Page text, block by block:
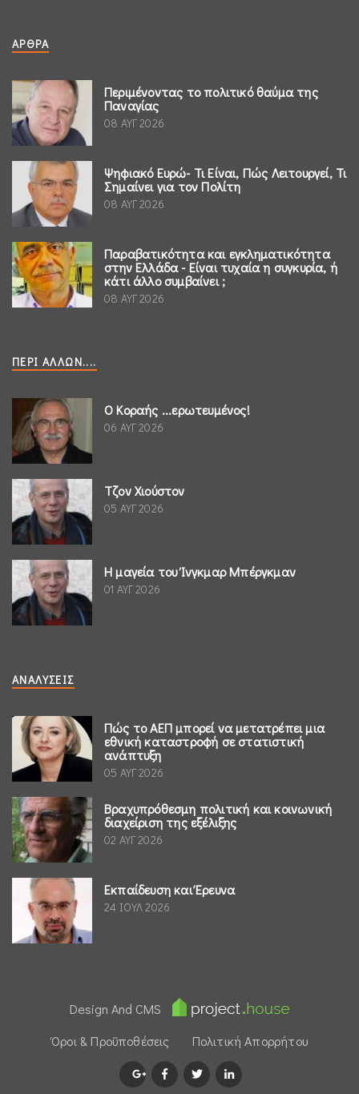
ΆΡΘΡΑ
Περιμένοντας το πολιτικό θαύμα της
Παναγίας
08 ΑΥΓ 2026
Ψηφιακό Ευρώ- Τι Είναι, Πώς Λειτουργεί, Τι
Σημαίνει για τον Πολίτη
08 ΑΥΓ 2026
Παραβατικότητα και εγκληματικότητα
στην Ελλάδα - Είναι τυχαία η συγκυρία, ή
κάτι άλλο συμβαίνει ;
08 ΑΥΓ 2026
ΠΕΡΊ ΆΛΛΩΝ....
Ο Κοραής ...ερωτευμένος!
06 ΑΥΓ 2026
Τζον Χιούστον
05 ΑΥΓ 2026
Η μαγεία του Ίνγκμαρ Μπέργκμαν
01 ΑΥΓ 2026
ΑΝΑΛΎΣΕΙΣ
Πώς το ΑΕΠ μπορεί να μετατρέπει μια
εθνική καταστροφή σε στατιστική
ανάπτυξη
05 ΑΥΓ 2026
Βραχυπρόθεσμη πολιτική και κοινωνική
διαχείριση της εξέλιξης
02 ΑΥΓ 2026
Εκπαίδευση και Έρευνα
24 ΙΟΥΛ 2026
Design And CMS
Όροι & Προϋποθέσεις
Πολιτική Απορρήτου